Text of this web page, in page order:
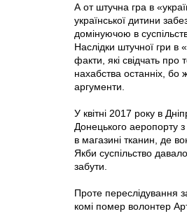
А от штучна гра в
української дитини
домінуючою в
Наслідки штучної гри в
факти, які свідчать про
нахабства останніх,
аргументи.
У квітні 2017 року в
Донецького аеропорту
в магазині тканин, де
Якби суспільство
забути.
Проте переслідування
комі помер волонтер